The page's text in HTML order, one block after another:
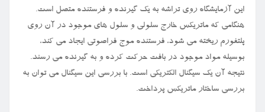
این آزمایشگاه روی تراشه به یک گیرنده و فرستنده متصل است.
هنگامی که ماتریکس خارج سلولی و سلول های موجود در آن روی
پلتفورم ریخته می شود، فرستنده موج فراصوتی ایجاد می کند،
بوسیله مواد موجود در بافت حرکت کرده و به گیرنده می رسند.
نتیجه آن یک سیگنال الکتریکی است. با بررسی این سیگنال می توان به
بررسی ساختار ماتریکس پرداخت.